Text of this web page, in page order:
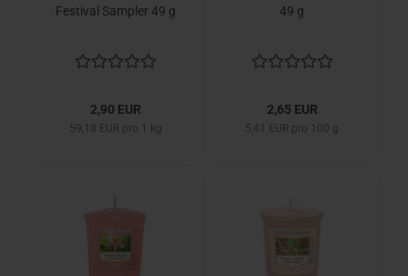
Festival Sampler 49 g
2,90 EUR
59,18 EUR pro 1 kg
49 g
2,65 EUR
5,41 EUR pro 100 g